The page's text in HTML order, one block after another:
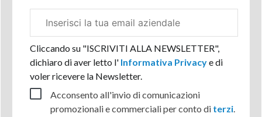
aziendale
Cliccando su "ISCRIVITI ALLA NEWSLETTER",
dichiaro di aver letto l'Informativa Privacye di
voler ricevere la Newsletter.
Acconsento all'invio di comunicazioni
promozionali e commerciali per conto di terzi.